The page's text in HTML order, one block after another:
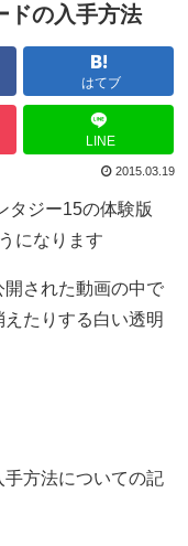
ドの入手方法
はてブ
LINE
2015.03.19
タジー15の体験版
になります
された動画の中で
たりする白い透明
方法についての記